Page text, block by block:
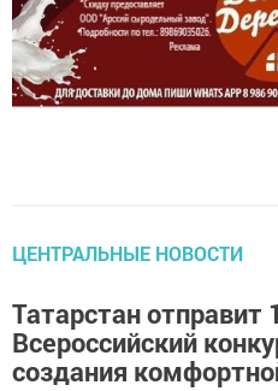
ЦЕНТРАЛЬНЫЕ НОВОСТИ
Татарстан отправит
Всероссийский
создания